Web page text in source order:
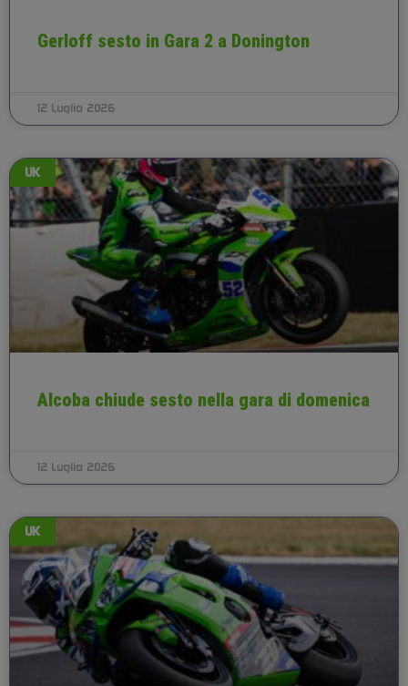
Gerloff sesto in Gara 2 a Donington
12 Luglio 2026
UK
Alcoba chiude sesto nella gara di domenica
12 Luglio 2026
UK